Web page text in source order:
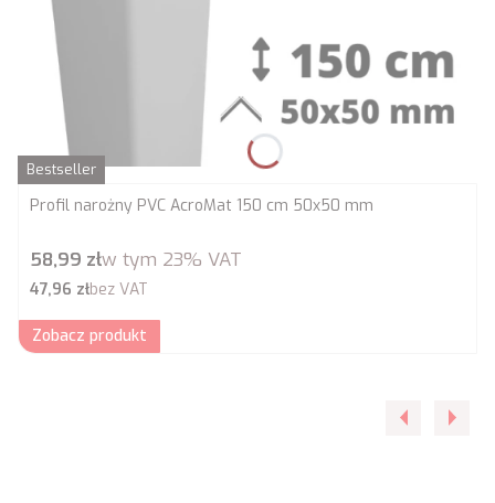
Bestseller
Profil narożny PVC AcroMat 150 cm 50x50 mm
Cena brutto
58,99 złw tym 23% VAT
Cena netto
47,96 złbez VAT
Zobacz produkt